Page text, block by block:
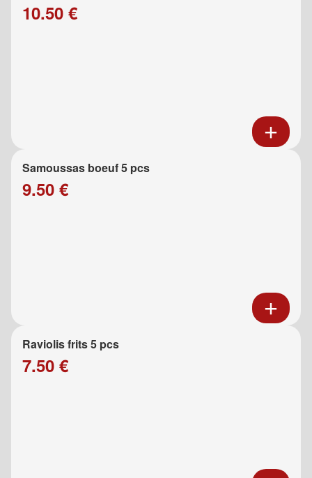
10.50 €
Samoussas boeuf 5 pcs
9.50 €
Raviolis frits 5 pcs
7.50 €